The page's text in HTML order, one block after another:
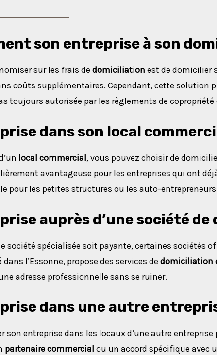
son entreprise à son
sur les frais de domiciliation est de domicilier
coûts supplémentaires. Cependant, cette solution
toujours autorisée par les règlements de
dans son local
local commercial, vous pouvez choisir de
avantageuse pour les entreprises qui ont
pour les petites structures ou les auto-
auprès d’une société
société spécialisée soit payante, certaines sociétés
dans l’Essonne, propose des services de domiciliation
adresse professionnelle sans se ruiner.
dans une autre
entreprise dans les locaux d’une autre entreprise
partenaire commercial ou un accord spécifique avec